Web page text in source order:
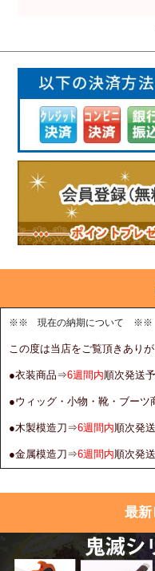
※※ 現在の納期について ※※
この度は当店をご覧頂きあり
●衣装商品⇒6週間内 順次発送
●ウィッグ・小物・靴・ブー
●木製模造刀⇒6週間内 順次発
●金属模造刀⇒6週間内 順次発
※オーダーサイズ商品につき
させていただ
けいたしますこと深くお詫び
最新